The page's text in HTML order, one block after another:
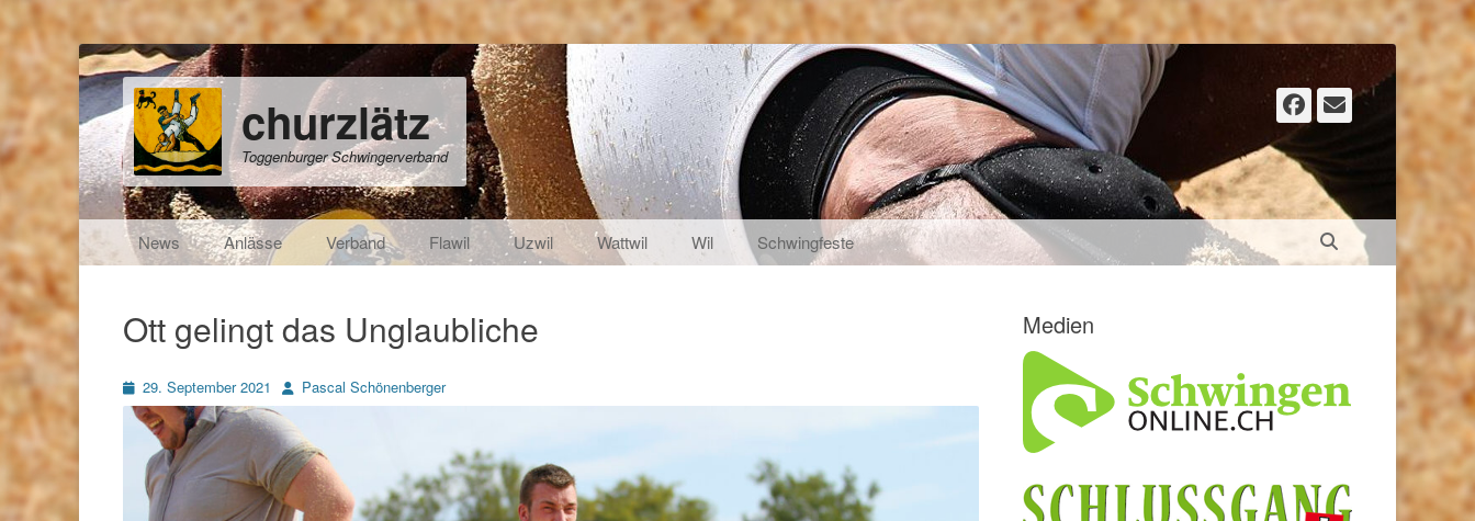
churzlätz
Toggenburger Schwingerverband
Facebook
E-
Mail
Primäres Menü
Zum
Inhalt
News Anlässe Verband Flawil Uzwil Wattwil Wil Schwingfeste Suchen
Ott gelingt das Unglaubliche
Posted
on
29. September 2021 AutorPascal Schönenberger
Medien